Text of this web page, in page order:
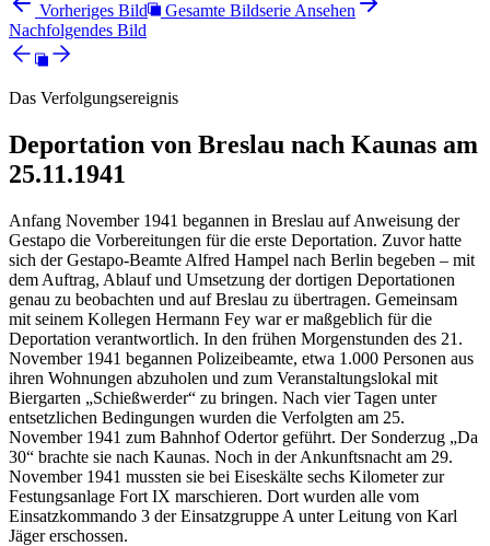
Vorheriges Bild
Gesamte Bildserie Ansehen
Nachfolgendes Bild
Das Verfolgungsereignis
Deportation von Breslau nach Kaunas am
25.11.1941
Anfang November 1941 begannen in Breslau auf Anweisung der
Gestapo die Vorbereitungen für die erste Deportation. Zuvor hatte
sich der Gestapo-Beamte Alfred Hampel nach Berlin begeben – mit
dem Auftrag, Ablauf und Umsetzung der dortigen Deportationen
genau zu beobachten und auf Breslau zu übertragen. Gemeinsam
mit seinem Kollegen Hermann Fey war er maßgeblich für die
Deportation verantwortlich. In den frühen Morgenstunden des 21.
November 1941 begannen Polizeibeamte, etwa 1.000 Personen aus
ihren Wohnungen abzuholen und zum Veranstaltungslokal mit
Biergarten „Schießwerder“ zu bringen. Nach vier Tagen unter
entsetzlichen Bedingungen wurden die Verfolgten am 25.
November 1941 zum Bahnhof Odertor geführt. Der Sonderzug „Da
30“ brachte sie nach Kaunas. Noch in der Ankunftsnacht am 29.
November 1941 mussten sie bei Eiseskälte sechs Kilometer zur
Festungsanlage Fort IX marschieren. Dort wurden alle vom
Einsatzkommando 3 der Einsatzgruppe A unter Leitung von Karl
Jäger erschossen.